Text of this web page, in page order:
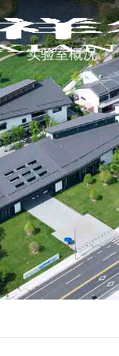
实验室概况